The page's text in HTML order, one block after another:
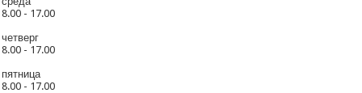
8.00 - 17.00
четверг
8.00 - 17.00
пятница
8.00 - 17.00